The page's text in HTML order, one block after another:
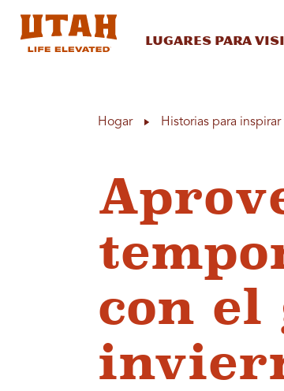
Lugares para
Hogar Historias para
con